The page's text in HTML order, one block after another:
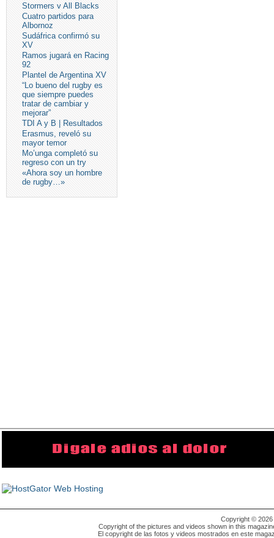
Stormers v All Blacks
Cuatro partidos para
Albornoz
Sudáfrica confirmó su
XV
Ramos jugará en Racing
92
Plantel de Argentina XV
“Lo bueno del rugby es
que siempre puedes
tratar de cambiar y
mejorar”
TDI A y B | Resultados
Erasmus, reveló su
mayor temor
Mo’unga completó su
regreso con un try
«Ahora soy un hombre
de rugby…»
Copyright © 2026
Copyright of the pictures and videos shown in this
El copyright de las fotos y videos mostrados en este